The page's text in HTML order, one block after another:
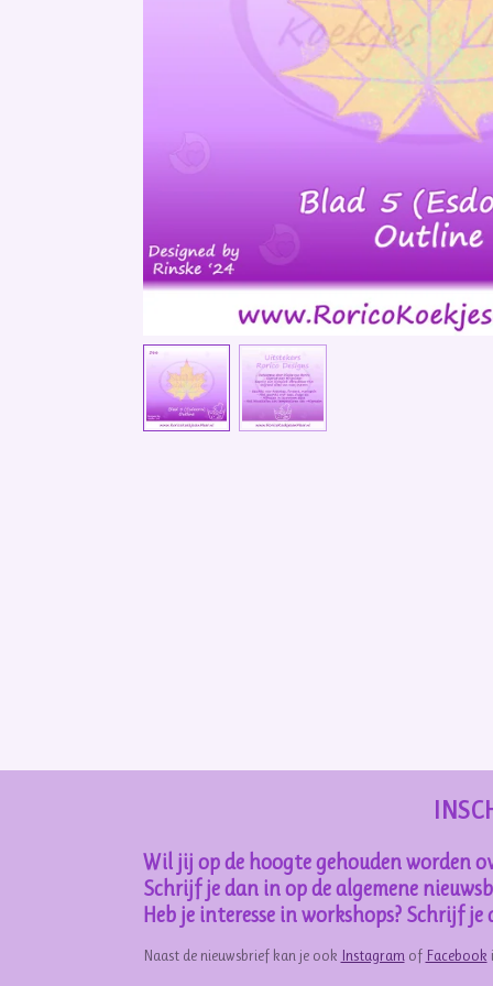
Wil jij op de hoogte gehouden worden
Schrijf je dan in op de algemene
Heb je interesse in workshops? Schrijf
Naast de nieuwsbrief kan je ook Instagramof Facebook